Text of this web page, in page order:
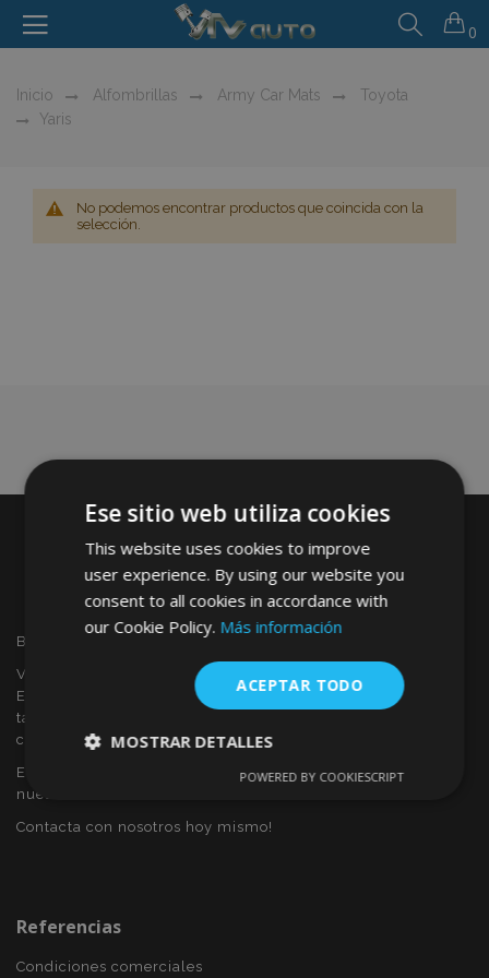
0
Inicio Alfombrillas Army Car Mats
Toyota
Yaris
No podemos encontrar productos que coincida con la
selección.
Bienvenido a VTVAUTO
VTVAUTO es distribuidor y proveedor al por mayor en
Europa, de accesorios de automóvil, tales como:
tapacubos, derivabrisas, fundas para asientos, alfombrillas,
cubiertas cromadas, marcos, etc.
Eres interesado en dropshipping o deseas convertirte en
nuestro socio?
Contacta con nosotros hoy mismo!
Referencias
Condiciones comerciales
Ese sitio web utiliza cookies
This website uses cookies to improve
user experience. By using our website you
consent to all cookies in accordance with
our Cookie Policy. Más información
ACEPTAR TODO
MOSTRAR DETALLES
necesarias
Cookies de
preferencias
POWERED BY COOKIESCRIPT